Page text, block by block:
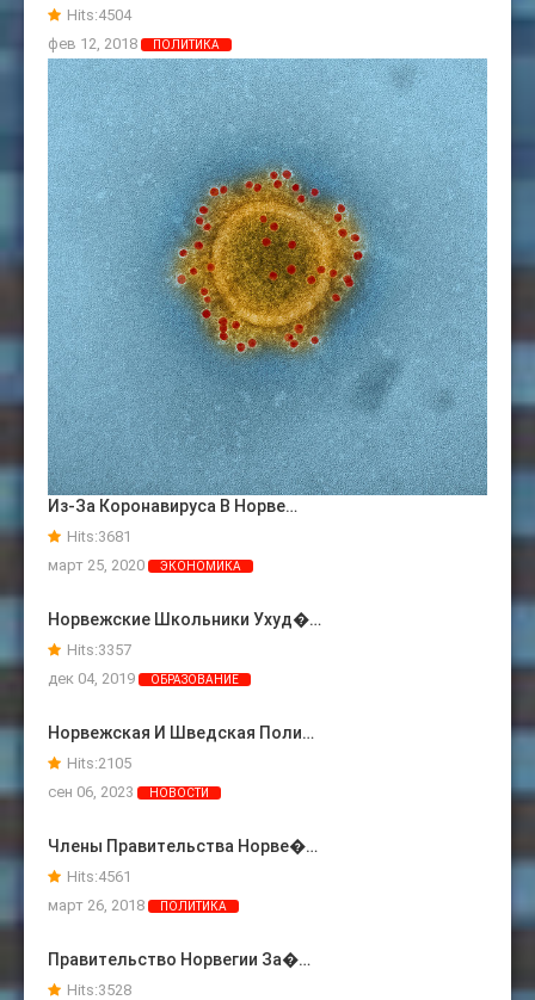
Hits:4504
фев 12, 2018
ПОЛИТИКА
Из-За Коронавируса В Норве…
Hits:3681
март 25, 2020
ЭКОНОМИКА
Норвежские Школьники Ухуд�…
Hits:3357
дек 04, 2019
ОБРАЗОВАНИЕ
Норвежская И Шведская Поли…
Hits:2105
сен 06, 2023
НОВОСТИ
Члены Правительства Норве�…
Hits:4561
март 26, 2018
ПОЛИТИКА
Правительство Норвегии За�…
Hits:3528